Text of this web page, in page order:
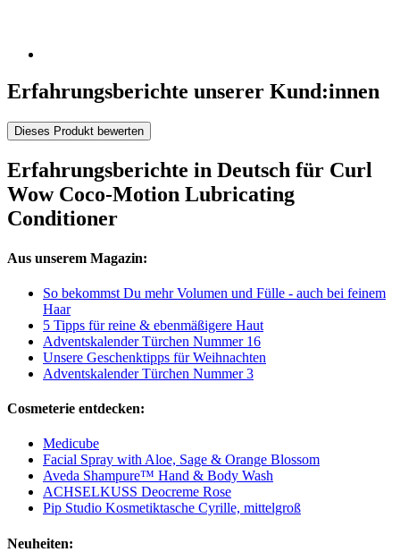
Erfahrungsberichte unserer Kund:innen
Dieses Produkt bewerten
Erfahrungsberichte in Deutsch für Curl
Wow Coco-Motion Lubricating
Conditioner
Aus unserem Magazin:
So bekommst Du mehr Volumen und Fülle - auch bei feinem
Haar
5 Tipps für reine & ebenmäßigere Haut
Adventskalender Türchen Nummer 16
Unsere Geschenktipps für Weihnachten
Adventskalender Türchen Nummer 3
Cosmeterie entdecken:
Medicube
Facial Spray with Aloe, Sage & Orange Blossom
Aveda Shampure™ Hand & Body Wash
ACHSELKUSS Deocreme Rose
Pip Studio Kosmetiktasche Cyrille, mittelgroß
Neuheiten: